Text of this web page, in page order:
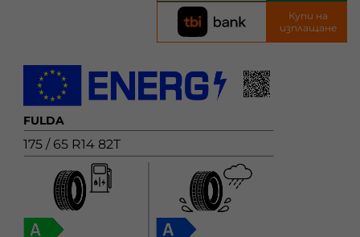
Купи на
изплащане
FULDA
175 / 65 R14 82T